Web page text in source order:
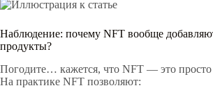
Наблюдение: почему NFT вообще
продукты?
Погодите… кажется, что NFT — это просто
На практике NFT позволяют: